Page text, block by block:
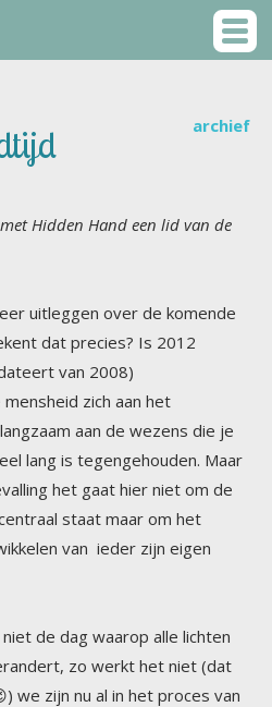
archief
Hidden Hand een lid van de
uitleggen over de komende
dat precies? Is 2012
van 2008)
zich aan het
aan de wezens die je
is tegengehouden. Maar
het gaat hier niet om de
staat maar om het
van ieder zijn eigen
de dag waarop alle lichten
zo werkt het niet (dat
we zijn nu al in het proces van
stadium naar het volgende.
en zullen toenemen